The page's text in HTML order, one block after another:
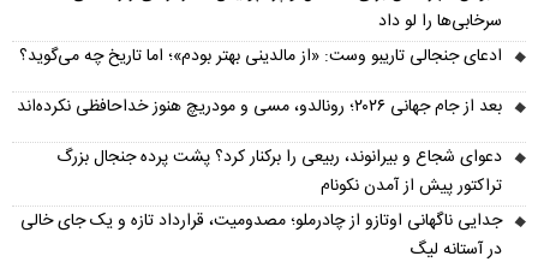
سرخابی‌ها را لو داد
ادعای جنجالی تاریبو وست: «از مالدینی بهتر بودم»؛ اما تاریخ چه می‌گوید؟
بعد از جام جهانی ۲۰۲۶؛ رونالدو، مسی و مودریچ هنوز خداحافظی نکرده‌اند
دعوای شجاع و بیرانوند، ربیعی را برکنار کرد؟ پشت پرده جنجال بزرگ
تراکتور پیش از آمدن نکونام
جدایی ناگهانی اوتازو از چادرملو؛ مصدومیت، قرارداد تازه و یک جای خالی
در آستانه لیگ